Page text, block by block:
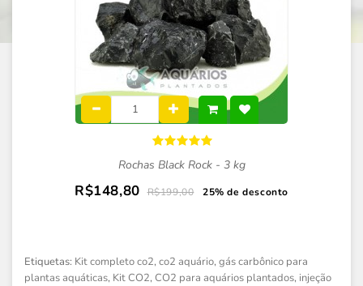
Rochas Black Rock - 3 kg
R$148,80 R$199,00 25% de desconto
Etiquetas: Kit completo co2, co2 aquário, gás carbônico para
plantas aquáticas, Kit CO2, CO2 para aquários plantados, injeção